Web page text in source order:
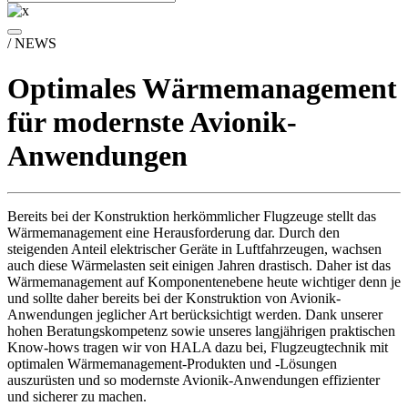
/ NEWS
Optimales Wärmemanagement
für modernste Avionik-
Anwendungen
Bereits bei der Konstruktion herkömmlicher Flugzeuge stellt das
Wärmemanagement eine Herausforderung dar. Durch den
steigenden Anteil elektrischer Geräte in Luftfahrzeugen, wachsen
auch diese Wärmelasten seit einigen Jahren drastisch. Daher ist das
Wärmemanagement auf Komponentenebene heute wichtiger denn je
und sollte daher bereits bei der Konstruktion von Avionik-
Anwendungen jeglicher Art berücksichtigt werden. Dank unserer
hohen Beratungskompetenz sowie unseres langjährigen praktischen
Know-hows tragen wir von HALA dazu bei, Flugzeugtechnik mit
optimalen Wärmemanagement-Produkten und -Lösungen
auszurüsten und so modernste Avionik-Anwendungen effizienter
und sicherer zu machen.